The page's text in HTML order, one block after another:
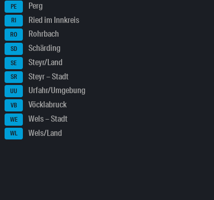
PE Perg
RI Ried im Innkreis
RO Rohrbach
SD Schärding
SE Steyr/Land
SR Steyr – Stadt
UU Urfahr/Umgebung
VB Vöcklabruck
WE Wels – Stadt
WL Wels/Land